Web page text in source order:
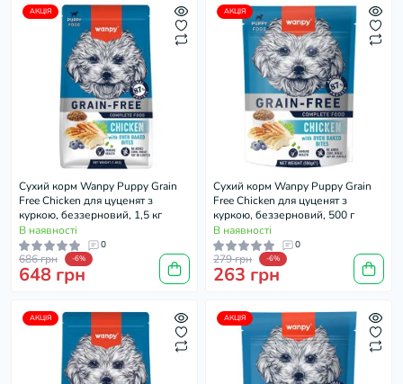
АКЦІЯ
Cухий корм Wanpy Puppy Grain
Free Chicken для цуценят з
куркою, беззерновий, 1,5 кг
В наявності
0
686 грн -6%
648 грн
АКЦІЯ
Cухий корм Wanpy Puppy Grain
Free Chicken для цуценят з
куркою, беззерновий, 500 г
В наявності
0
279 грн -6%
263 грн
АКЦІЯ АКЦІЯ